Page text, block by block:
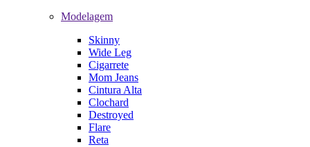
Modelagem
Skinny
Wide Leg
Cigarrete
Mom Jeans
Cintura Alta
Clochard
Destroyed
Flare
Reta